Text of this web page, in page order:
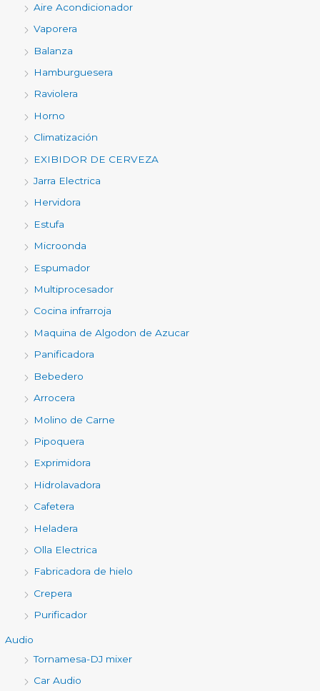
Aire Acondicionador
Vaporera
Balanza
Hamburguesera
Raviolera
Horno
Climatización
EXIBIDOR DE CERVEZA
Jarra Electrica
Hervidora
Estufa
Microonda
Espumador
Multiprocesador
Cocina infrarroja
Maquina de Algodon de Azucar
Panificadora
Bebedero
Arrocera
Molino de Carne
Pipoquera
Exprimidora
Hidrolavadora
Cafetera
Heladera
Olla Electrica
Fabricadora de hielo
Crepera
Purificador
Audio
Tornamesa-DJ mixer
Car Audio